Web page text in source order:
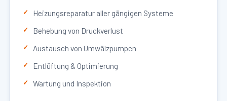
Heizungsreparatur aller gängigen Systeme
Behebung von Druckverlust
Austausch von Umwälzpumpen
Entlüftung & Optimierung
Wartung und Inspektion